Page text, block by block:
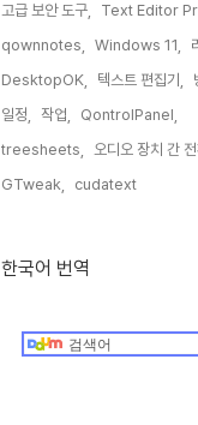
고급 보안 도구,
Text Editor
qownnotes,
Windows 11,
DesktopOK,
텍스트 편집기,
일정,
작업,
QontrolPanel,
treesheets,
오디오 장치 간 전
GTweak,
cudatext,
한국어 번역